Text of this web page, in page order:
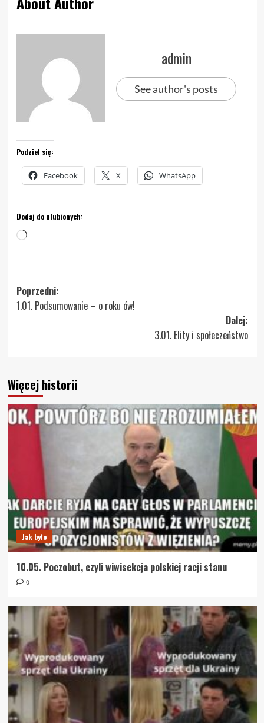
admin
See author's posts
Podziel się:
Facebook X WhatsApp
Dodaj do ulubionych:
Wczytywanie…
Zobacz
wpisy
Poprzedni:
1.01. Podsumowanie – o roku ów!
Dalej:
3.01. Elity i społeczeństwo
Więcej historii
Jak było
10.05. Poczobut, czyli wiwisekcja polskiej racji stanu
0